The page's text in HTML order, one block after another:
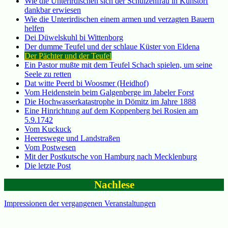
dankbar erwiesen
Wie die Unterirdischen einem armen und verzagten Bauern
helfen
Dei Düwelskuhl bi Wittenborg
Der dumme Teufel und der schlaue Küster von Eldena
Der Pächter und der Teufel
Ein Pastor mußte mit dem Teufel Schach spielen, um seine
Seele zu retten
Dat witte Peerd bi Woosmer (Heidhof)
Vom Heidenstein beim Galgenberge im Jabeler Forst
Die Hochwasserkatastrophe in Dömitz im Jahre 1888
Eine Hinrichtung auf dem Koppenberg bei Rosien am
5.9.1742
Vom Kuckuck
Heereswege und Landstraßen
Vom Postwesen
Mit der Postkutsche von Hamburg nach Mecklenburg
Die letzte Post
Nachlese
Impressionen der vergangenen Veranstaltungen